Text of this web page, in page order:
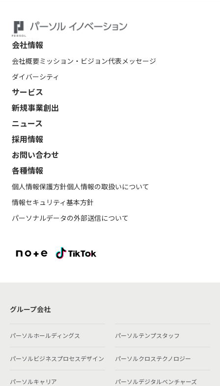
会社情報
会社概要ミッション・ビジョン代表メッセージ
ダイバーシティ
サービス
新規事業創出
ニュース
採用情報
お問い合わせ
各種情報
個人情報保護方針個人情報の取扱いについて
情報セキュリティ基本方針
パーソナルデータの外部送信について
グループ会社
パーソルホールディングス パーソルテンプスタッフ
パーソルビジネスプロセスデザイン パーソルクロステクノロジー
パーソルキャリア パーソルデジタルベンチャーズ